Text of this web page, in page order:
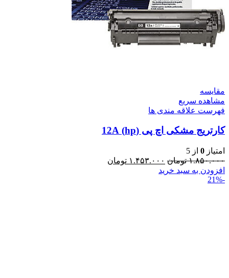
مقایسه
مشاهده سریع
فهرست علاقه مندی ها
کارتریج مشکی اچ پی (hp) 12A
امتیاز 0 از 5
۱.۸۵۰.۰۰۰ تومان ۱.۴۵۳.۰۰۰ تومان
افزودن به سبد خرید
-21%